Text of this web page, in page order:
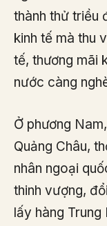
thành thử triều
kinh tế mà thu
tế, thương mãi
nước càng
Ở phương
Quảng Châu,
nhân ngoại
thinh vượng,
lấy hàng Trung